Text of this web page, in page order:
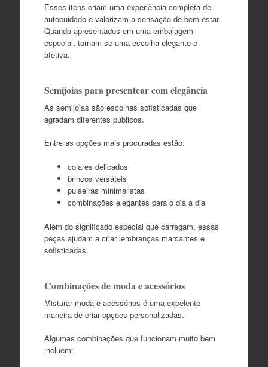
Esses itens criam uma experiência completa de
autocuidado e valorizam a sensação de bem-estar.
Quando apresentados em uma embalagem
especial, tornam-se uma escolha elegante e
afetiva.
Semijoias para presentear com elegância
As semijoias são escolhas sofisticadas que
agradam diferentes públicos.
Entre as opções mais procuradas estão:
colares delicados
brincos versáteis
pulseiras minimalistas
combinações elegantes para o dia a dia
Além do significado especial que carregam, essas
peças ajudam a criar lembranças marcantes e
sofisticadas.
Combinações de moda e acessórios
Misturar moda e acessórios é uma excelente
maneira de criar opções personalizadas.
Algumas combinações que funcionam muito bem
incluem: